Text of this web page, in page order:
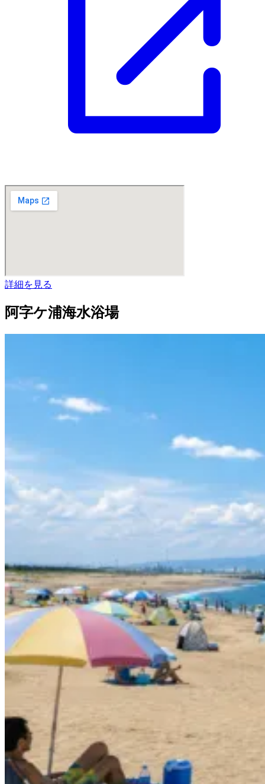
詳細を見る
阿字ケ浦海水浴場